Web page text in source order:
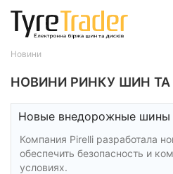
НОВИНИ РИНКУ ШИН ТА
Новые внедорожные шины
Компания Pirelli разработала
обеспечить безопасность и
условиях.
Новини